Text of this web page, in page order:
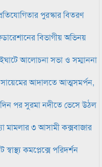
পুরস্কার বিতরণ
বিভাগীয় অভিনয়
আলোচনা সভা ও সম্মাননা
সায়েমের আদালতে আত্মসমর্পন,
পর সুরমা নদীতে ভেসে উঠল
মামলার ৩ আসামী কক্সবাজার
কমপ্লেক্সে পরিদর্শন